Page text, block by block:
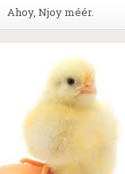
Ahoy, Njoy méér.